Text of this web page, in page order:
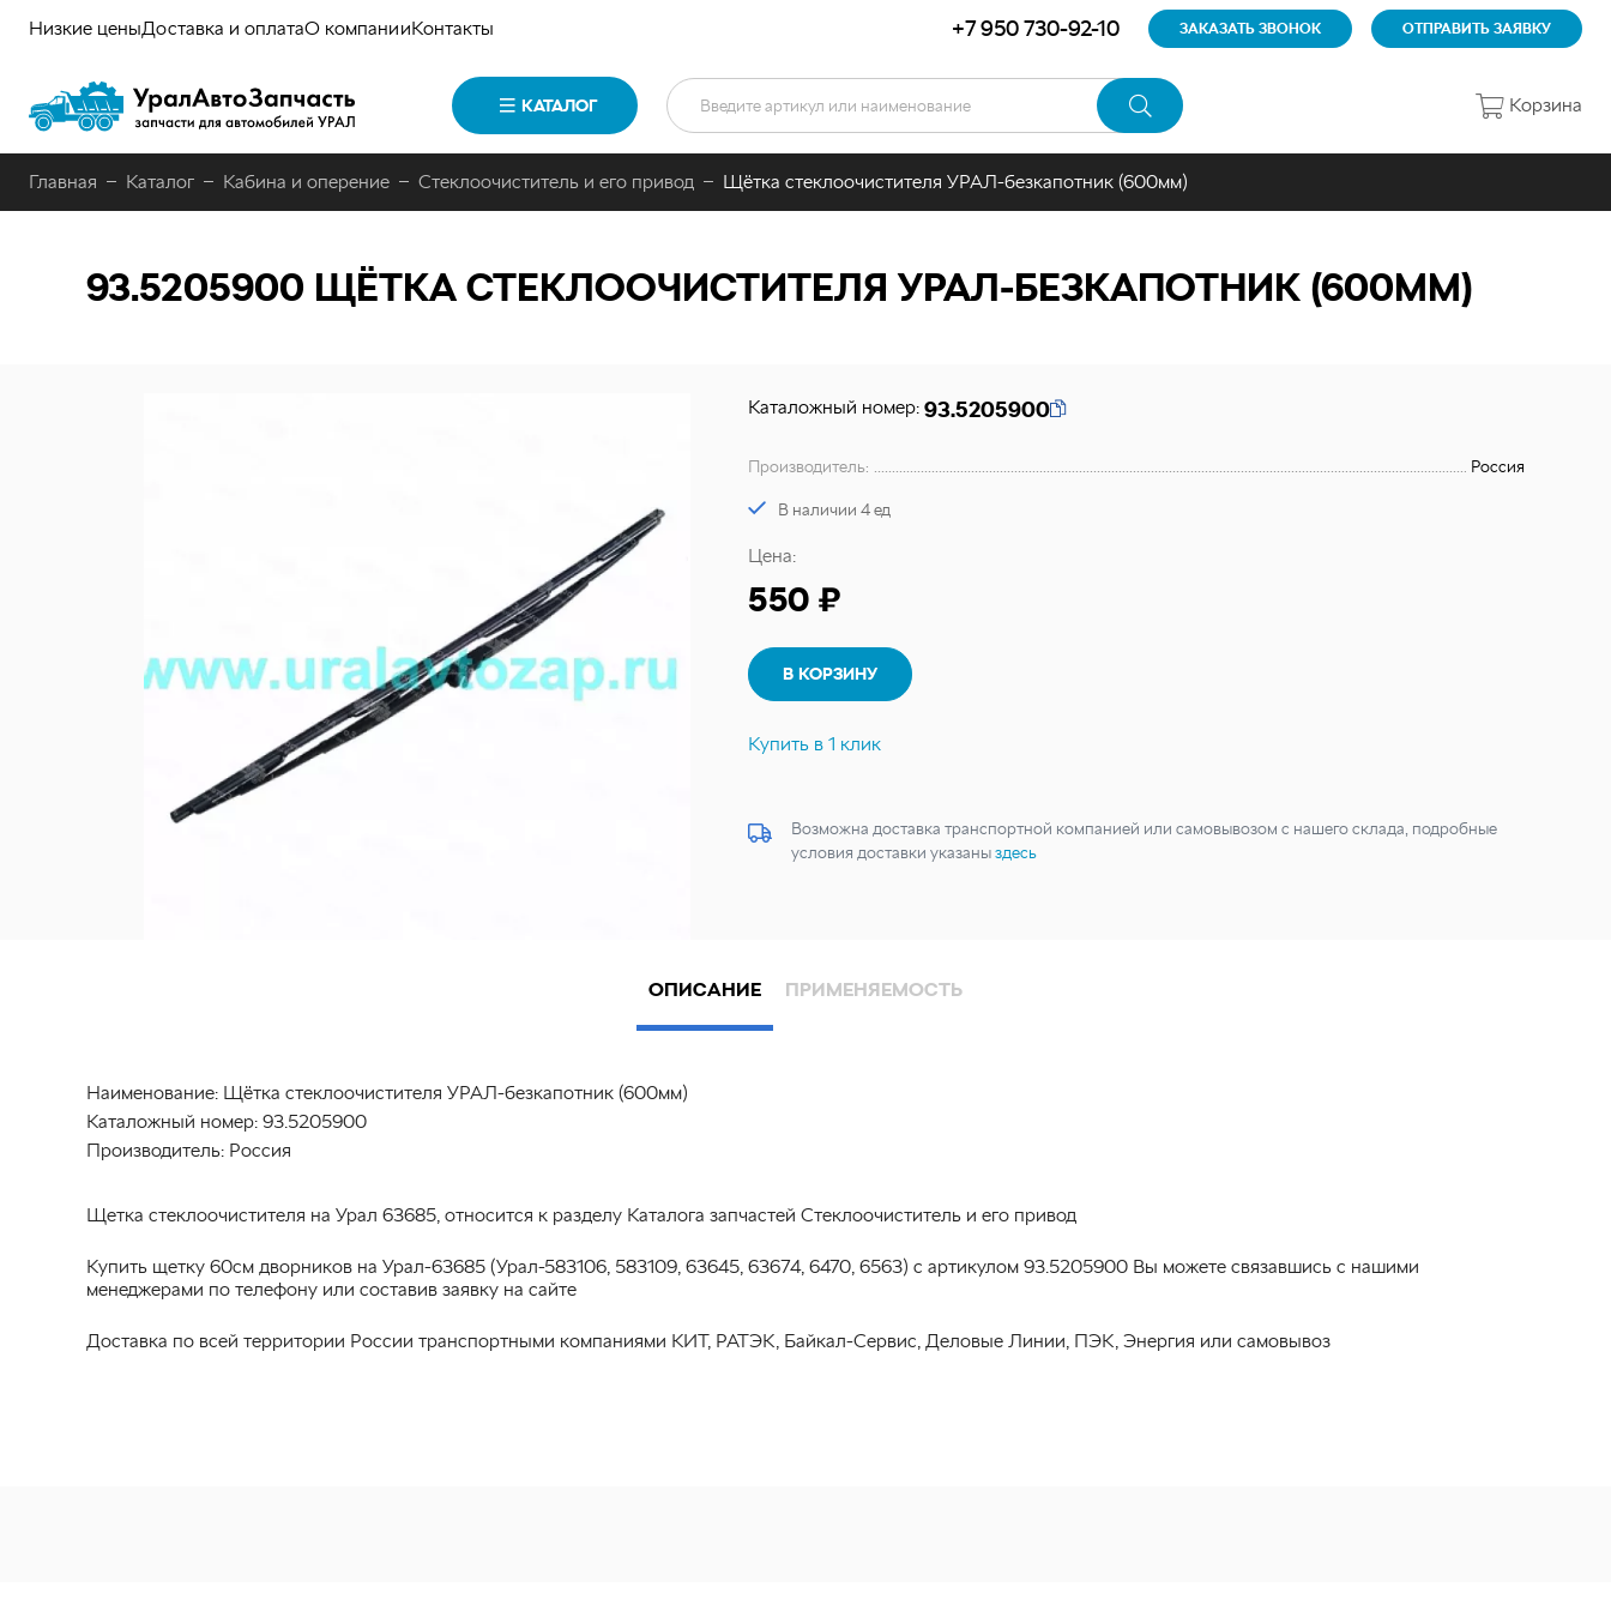
Низкие ценыДоставка и оплатаО компанииКонтакты +7 950 730-92-10 ЗАКАЗАТЬ ЗВОНОК ОТПРАВИТЬ ЗАЯВКУ
КАТАЛОГ Корзина
Главная Каталог Кабина и оперение Стеклоочиститель и его привод Щётка стеклоочистителя УРАЛ-безкапотник (600мм)
93.5205900 ЩЁТКА СТЕКЛООЧИСТИТЕЛЯ УРАЛ-БЕЗКАПОТНИК (600ММ)
Каталожный номер: 93.5205900
Производитель: Россия
В наличии 4 ед
Цена:
550 ₽
В КОРЗИНУ
Купить в 1 клик
Возможна доставка транспортной компанией или самовывозом с нашего склада, подробные
условия доставки указаныздесь
ОПИСАНИЕ ПРИМЕНЯЕМОСТЬ
Наименование: Щётка стеклоочистителя УРАЛ-безкапотник (600мм)
Каталожный номер: 93.5205900
Производитель: Россия
Щетка стеклоочистителя на Урал 63685, относится к разделу Каталога запчастей Стеклоочиститель и его привод
Купить щетку 60см дворников на Урал-63685 (Урал-583106, 583109, 63645, 63674, 6470, 6563) с артикулом 93.5205900 Вы можете связавшись с нашими
менеджерами по телефону или составив заявку на сайте
Доставка по всей территории России транспортными компаниями КИТ, РАТЭК, Байкал-Сервис, Деловые Линии, ПЭК, Энергия или самовывоз